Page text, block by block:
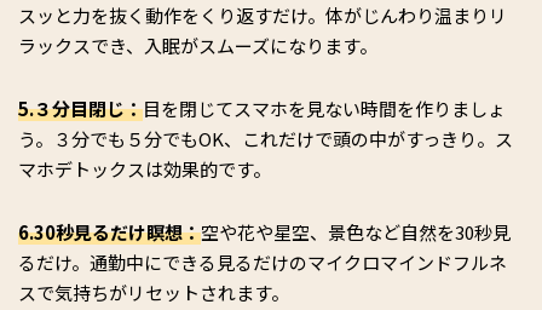
スッと力を抜く動作をくり返すだけ。体がじんわり温まりリ
ラックスでき、入眠がスムーズになります。
5.３分目閉じ：目を閉じてスマホを見ない時間を作りましょ
う。３分でも５分でもOK、これだけで頭の中がすっきり。ス
マホデトックスは効果的です。
6.30秒見るだけ瞑想：空や花や星空、景色など自然を30秒見
るだけ。通勤中にできる見るだけのマイクロマインドフルネ
スで気持ちがリセットされます。